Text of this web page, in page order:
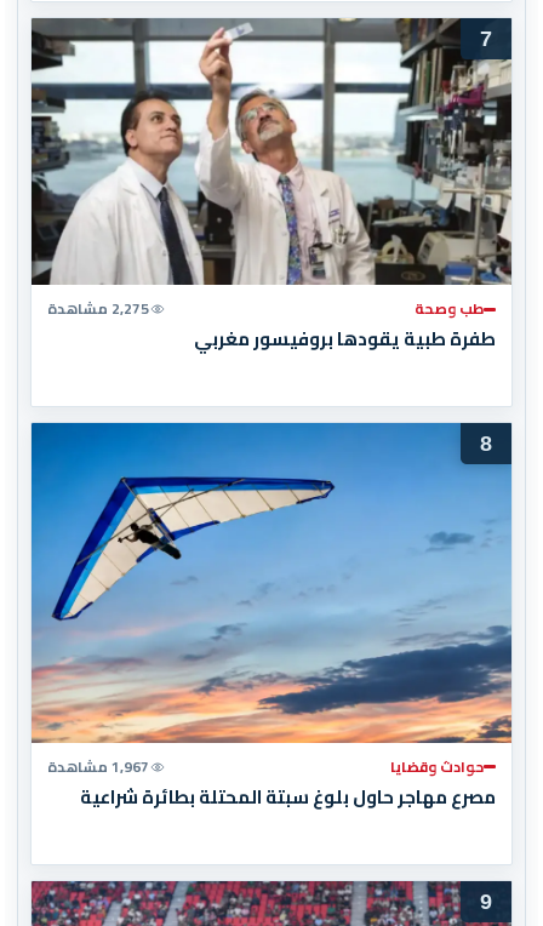
7
طب وصحة 2,275 مشاهدة
طفرة طبية يقودها بروفيسور مغربي
8
حوادث وقضايا 1,967 مشاهدة
مصرع مهاجر حاول بلوغ سبتة المحتلة بطائرة شراعية
9